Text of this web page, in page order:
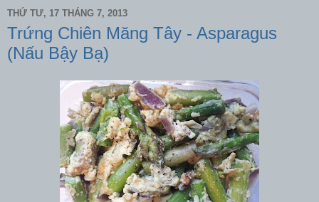
THỨ TƯ, 17 THÁNG 7, 2013
Trứng Chiên Măng Tây - Asparagus
(Nấu Bậy Bạ)